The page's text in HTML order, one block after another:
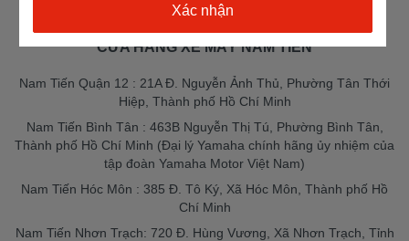
CỬA HÀNG XE MÁY NAM TIẾN
Nam Tiến Quận 12 : 21A Đ. Nguyễn Ảnh Thủ, Phường Tân Thới
Hiệp, Thành phố Hồ Chí Minh
Nam Tiến Bình Tân : 463B Nguyễn Thị Tú, Phường Bình Tân,
Thành phố Hồ Chí Minh (Đại lý Yamaha chính hãng ủy nhiệm của
tập đoàn Yamaha Motor Việt Nam)
Nam Tiến Hóc Môn : 385 Đ. Tô Ký, Xã Hóc Môn, Thành phố Hồ
Chí Minh
Nam Tiến Nhơn Trạch: 720 Đ. Hùng Vương, Xã Nhơn Trạch, Tỉnh